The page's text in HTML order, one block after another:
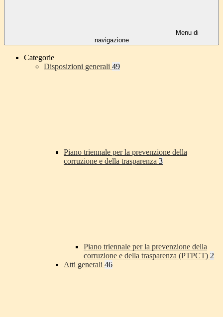
Menu di
navigazione
Categorie
Disposizioni generali 49
Piano triennale per la prevenzione della
corruzione e della trasparenza 3
Piano triennale per la prevenzione della
corruzione e della trasparenza (PTPCT) 2
Atti generali 46